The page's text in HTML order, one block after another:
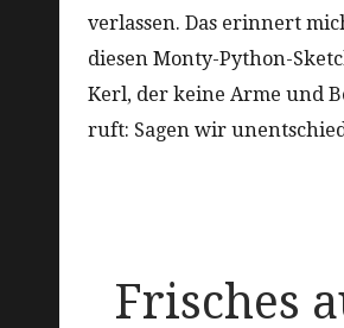
verlassen. Das erinnert
diesen Monty-Python-
Kerl, der keine Arme und
ruft: Sagen wir
Frisches